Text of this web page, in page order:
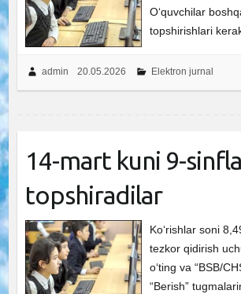
O‘quvchilar
topshirishlari
admin 20.05.2026 Elektron jurnal
14-mart kuni 9-
topshiradilar
Ko‘rishlar soni
tezkor qidirish
o‘ting va “BSB/
“Berish”